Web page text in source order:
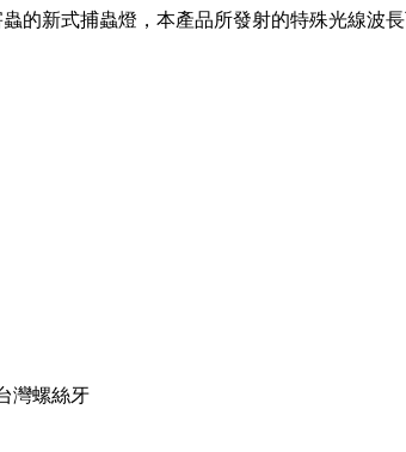
的新式捕蟲燈，本產品所發射的特殊光線波
灣螺絲牙